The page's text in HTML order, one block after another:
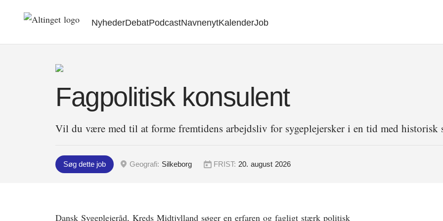
NyhederDebatPodcastNavnenytKalenderJob
Fagpolitisk konsulent
Vil du være med til at forme fremtidens arbejdsliv for sygeplejersker i en tid med historisk
Søg dette job Geografi: Silkeborg FRIST: 20. august 2026
Dansk Sygeplejeråd, Kreds Midtjylland søger en erfaren og fagligt stærk politisk